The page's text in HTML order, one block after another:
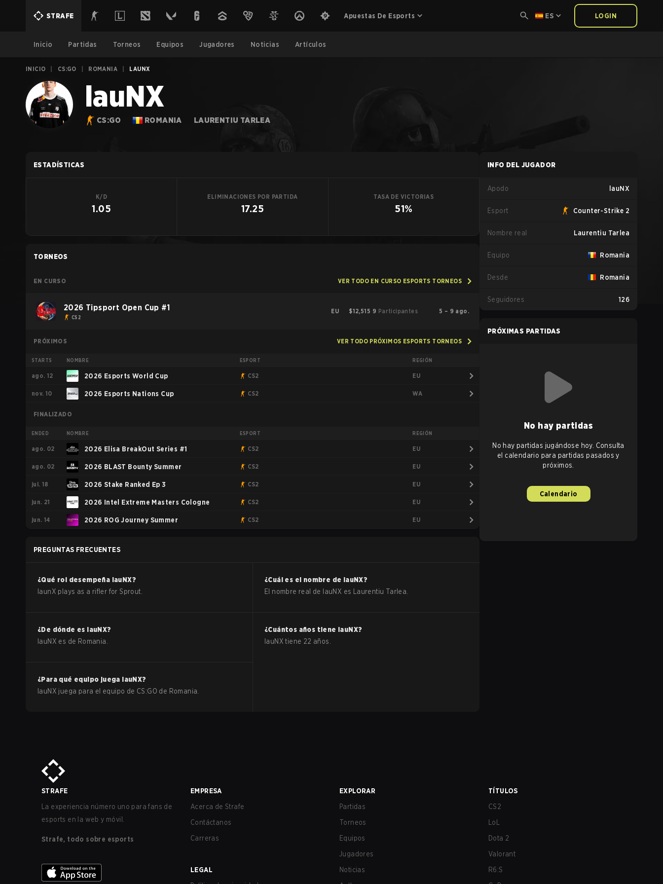
STRAFE Apuestas De Esports ES LOGIN
Inicio Partidas Torneos Equipos Jugadores Noticias Artículos
INICIO CS:GO ROMANIA LAUNX
lauNX
CS:GO ROMANIA LAURENTIU TARLEA
ESTADÍSTICAS
K/D
1.05
ELIMINACIONES POR PARTIDA
17.25
TASA DE VICTORIAS
51%
TORNEOS
EN CURSO VER TODO EN CURSO ESPORTS TORNEOS
2026 Tipsport Open Cup #1
CS2
EU $12,515 9 Participantes 5 – 9 ago.
PRÓXIMOS VER TODO PRÓXIMOS ESPORTS TORNEOS
STARTS NOMBRE ESPORT REGIÓN
ago. 12 2026 Esports World Cup CS2 EU
nov. 10 2026 Esports Nations Cup CS2 WA
FINALIZADO
ENDED NOMBRE ESPORT REGIÓN
ago. 02 2026 Elisa BreakOut Series #1 CS2 EU
ago. 02 2026 BLAST Bounty Summer CS2 EU
jul. 18 2026 Stake Ranked Ep 3 CS2 EU
jun. 21 2026 Intel Extreme Masters Cologne CS2 EU
jun. 14 2026 ROG Journey Summer CS2 EU
PREGUNTAS FRECUENTES
¿Qué rol desempeña lauNX?
launX plays as a rifler for Sprout.
¿Cuál es el nombre de lauNX?
El nombre real de
lauNX es Laurentiu Tarlea
¿De dónde es lauNX?
lauNX es de Romania
¿Cuántos años tiene lauNX?
lauNX tiene 22 años.
¿Para qué equipo juega lauNX?
lauNX juega para el equipo de CS:GO de Romania
INFO DEL JUGADOR
Apodo lauNX
Esport Counter-Strike 2
Nombre real Laurentiu Tarlea
Equipo Romania
Desde Romania
Seguidores 126
PRÓXIMAS PARTIDAS
No hay partidas
No hay partidas jugándose hoy. Consulta
el calendario para partidas pasados y
próximos.
Calendario
STRAFE
La experiencia número uno para fans de
esports en la web y móvil.
Strafe, todo sobre esports
EMPRESA
Acerca de Strafe
Contáctanos
Carreras
LEGAL
EXPLORAR
Partidas
Torneos
Equipos
Jugadores
Noticias
TÍTULOS
CS2
LoL
Dota 2
Valorant
R6:S